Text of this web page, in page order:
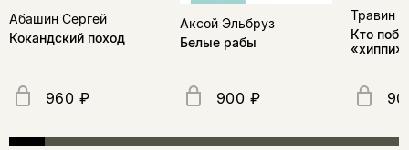
Абашин Сергей
Кокандский поход
960 ₽
Аксой Эльбруз
Белые рабы
900 ₽
Травин
Кто
«хиппи»